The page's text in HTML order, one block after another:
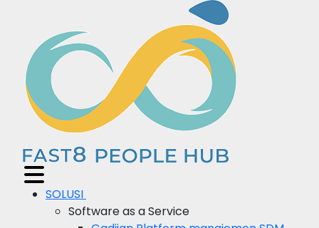
SOLUSI
Software as a Service